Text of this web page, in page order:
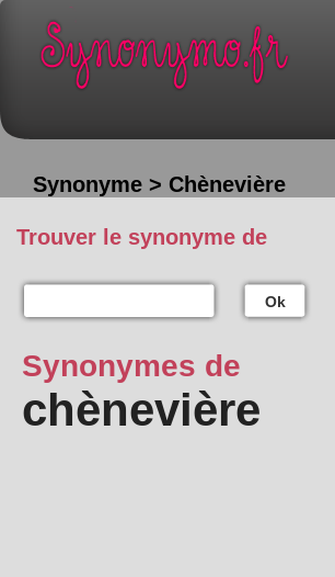
Synonyme > Chènevière
Trouver le synonyme de
Ok
Synonymes de
chènevière